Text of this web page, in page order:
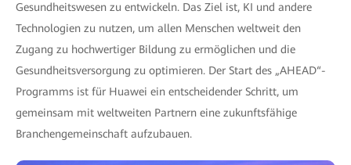
Gesundheitswesen zu entwickeln. Das Ziel ist, KI und andere
Technologien zu nutzen, um allen Menschen weltweit den
Zugang zu hochwertiger Bildung zu ermöglichen und die
Gesundheitsversorgung zu optimieren. Der Start des „AHEAD“-
Programms ist für Huawei ein entscheidender Schritt, um
gemeinsam mit weltweiten Partnern eine zukunftsfähige
Branchengemeinschaft aufzubauen.